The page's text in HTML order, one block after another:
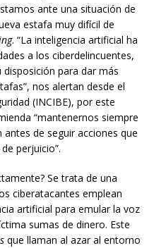
ante una situación de
estafa muy difícil de
. “La inteligencia artificial ha
a los ciberdelincuentes,
para dar más
nos alertan desde el
(INCIBE), por este
“mantenernos siempre
de seguir acciones que
perjuicio”.
Se trata de una
ciberatacantes emplean
artificial para emular la voz
sumas de dinero. Este
que llaman al azar al entorno